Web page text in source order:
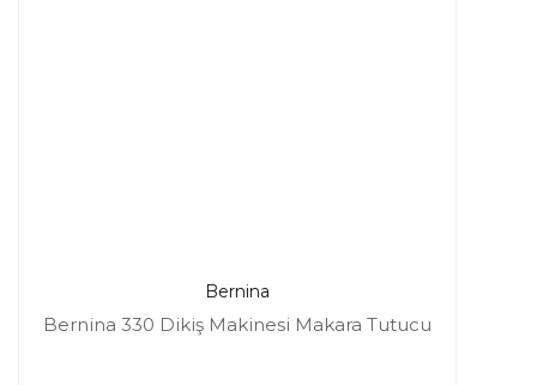
Bernina
Bernina 330 Dikiş Makinesi Makara Tutucu